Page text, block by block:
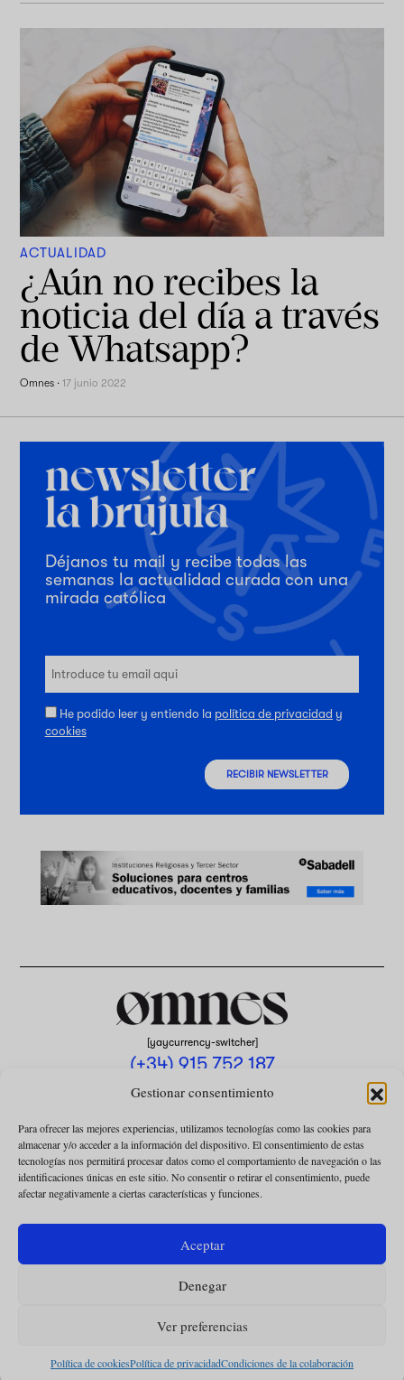
Gestionar consentimiento
Para ofrecer las mejores experiencias, utilizamos tecnologías como las cookies para
almacenar y/o acceder a la información del dispositivo. El consentimiento de estas
tecnologías nos permitirá procesar datos como el comportamiento de navegación o las
identificaciones únicas en este sitio. No consentir o retirar el consentimiento, puede
afectar negativamente a ciertas características y funciones.
Aceptar
Denegar
Ver preferencias
Política de cookiesPolítica de privacidadCondiciones de la colaboración
ACTUALIDAD
¿Aún no recibes la
noticia del día a través
de Whatsapp?
Omnes ·17 junio 2022
Déjanos tu mail y recibe todas las
semanas la actualidad curada con una
mirada católica
He podido leer y entiendo la política de privacidad y
cookies
RECIBIR NEWSLETTER
[yaycurrency-switcher]
(+34) 915 752 187
omnes@omnesmag.com
POLÍTICA DE PRIVACIDAD
USO DE COOKIES
CONDICIONES DE LA COLABORACIÓN